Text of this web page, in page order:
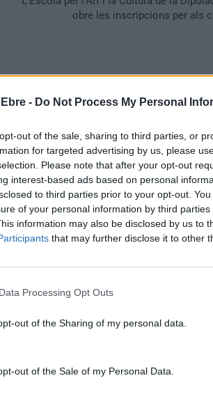
- Do Not Process My Personal
out of the sale, sharing to third parties, or
for targeted advertising by us, please
Please note that after your opt-out
interest-based ads based on personal
to third parties prior to your opt-out.
of your personal information by third parties
information may also be disclosed by us to
that may further disclose it to other
Processing Opt Outs
out of the Sharing of my personal data.
out of the Sale of my Personal Data.
obre les inscripcions per als
a Roquetes i la Ràpita
negra
al país
Ingressa a presó un